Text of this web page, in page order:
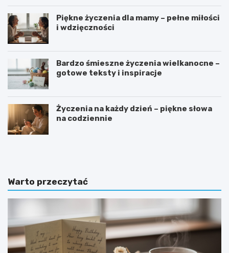
Piękne życzenia dla mamy – pełne miłości
i wdzięczności
Bardzo śmieszne życzenia wielkanocne –
gotowe teksty i inspiracje
Życzenia na każdy dzień – piękne słowa
na codziennie
J
b
r
a
p
r
z
D
g
o
m
i
t
o
Warto przeczytać